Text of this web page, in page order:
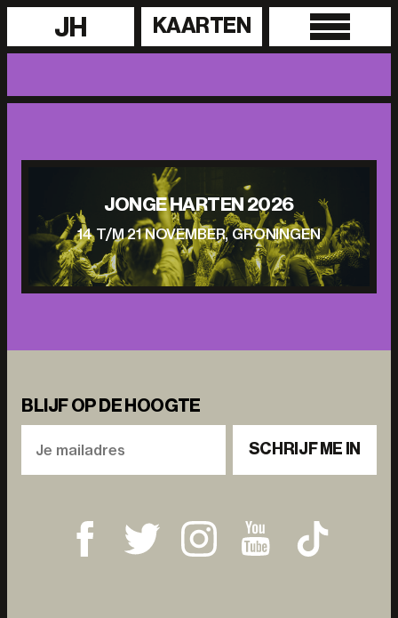
JH KAARTEN
JONGE HARTEN 2026
14 T/M 21 NOVEMBER, GRONINGEN
BLIJF OP DE HOOGTE
SCHRIJF ME IN